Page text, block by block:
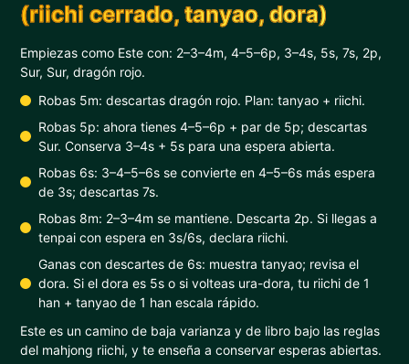
(riichi cerrado, tanyao, dora)
Empiezas como Este con: 2–3–4m, 4–5–6p, 3–4s, 5s, 7s, 2p,
Sur, Sur, dragón rojo.
Robas 5m: descartas dragón rojo. Plan: tanyao + riichi.
Robas 5p: ahora tienes 4–5–6p + par de 5p; descartas
Sur. Conserva 3–4s + 5s para una espera abierta.
Robas 6s: 3–4–5–6s se convierte en 4–5–6s más espera
de 3s; descartas 7s.
Robas 8m: 2–3–4m se mantiene. Descarta 2p. Si llegas a
tenpai con espera en 3s/6s, declara riichi.
Ganas con descartes de 6s: muestra tanyao; revisa el
dora. Si el dora es 5s o si volteas ura-dora, tu riichi de 1
han + tanyao de 1 han escala rápido.
Este es un camino de baja varianza y de libro bajo las reglas
del mahjong riichi, y te enseña a conservar esperas abiertas.